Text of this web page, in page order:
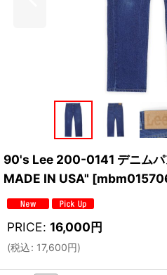
90's Lee 200-0141 デニム
MADE IN USA" [
PRICE: 16,000円
(税込: 17,600円)